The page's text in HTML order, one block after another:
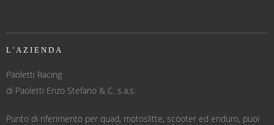
L'AZIENDA
Paoletti Racing
di Paoletti Enzo Stefano & C. s.a.s.
Punto di riferimento per quad, motoslitte, scooter ed enduro, puoi